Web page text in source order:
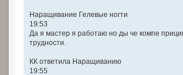
Наращивание Гелевые ногти
19:53
Да я мастер я работаю но ды че компе
трудности.
КК ответила Наращиванию
19:55